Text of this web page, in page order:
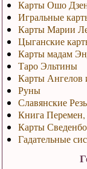
Карты Ошо
Игральные
Карты Марии
Цыганские
Карты мадам
Таро Эльтины
Карты Ангелов
Руны
Славянские
Книга Перемен,
Карты
Гадательные